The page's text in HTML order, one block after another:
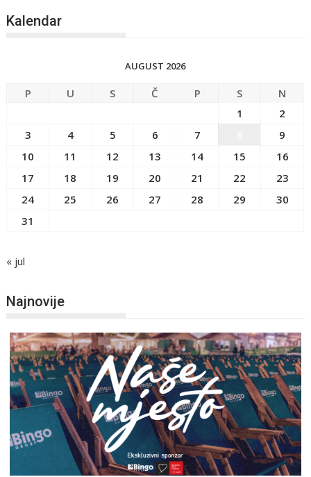
Kalendar
AUGUST 2026
P U S Č P S
N
1
2
3
4 5 6 7
9
10
11 12 13 14 15
16
17
18 19 20 21 22
23
24
25 26 27 28 29
30
31
« jul
Najnovije